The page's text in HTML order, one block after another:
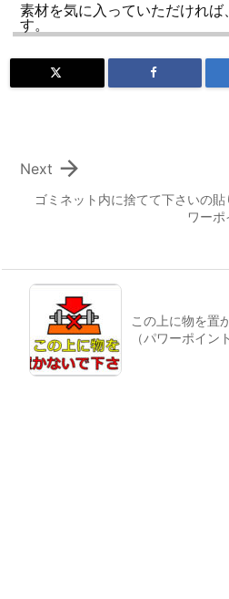
素材を気に入っていただければ
す。
ゴミネット内に捨てて下さいの
ワーポ

Next
この上に物を置
（パワーポイン